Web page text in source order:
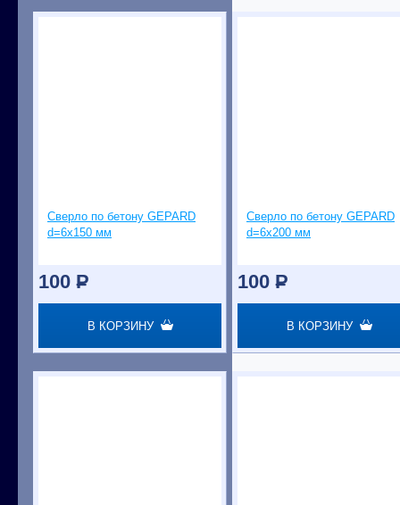
Сверло по бетону GEPARD
d=6х150 мм
100 P
В КОРЗИНУ
Сверло по бетону GEPARD
d=6х200 мм
100 P
В КОРЗИНУ